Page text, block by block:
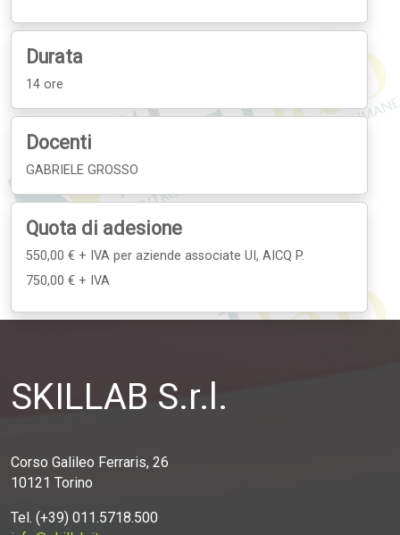
Durata
14 ore
Docenti
GABRIELE GROSSO
Quota di adesione
550,00 € + IVA per aziende associate UI, AICQ P.
750,00 € + IVA
SKILLAB S.r.l.
Corso Galileo Ferraris, 26
10121 Torino
Tel. (+39) 011.5718.500